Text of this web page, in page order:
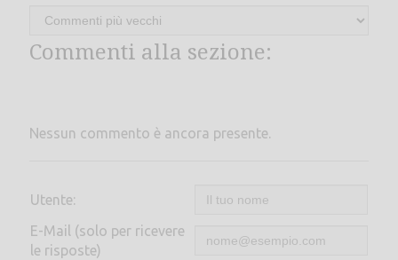
Commenti alla sezione:
Nessun commento è ancora presente.
Utente:
E-Mail (solo per ricevere
le risposte)